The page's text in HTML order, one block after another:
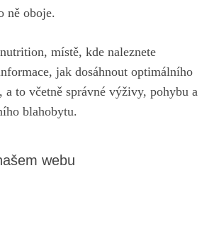
ně oboje.
místě, kde naleznete
jak dosáhnout optimálního
a to včetně správné výživy, pohybu a
blahobytu.
webu